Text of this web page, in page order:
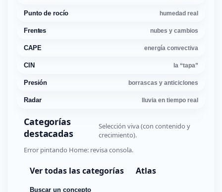
Punto de rocío humedad real
Frentes nubes y cambios
CAPE energía convectiva
CIN la “tapa”
Presión borrascas y anticiclones
Radar lluvia en tiempo real
Categorías
destacadas
Selección viva (con contenido y
crecimiento).
Error pintando Home: revisa consola.
Ver todas las categorías Atlas
Buscar un concepto